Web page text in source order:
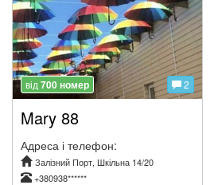
2
від 700 номер
Mary 88
Адреса і телефон:
Залізний Порт, Шкільна 14/20
+380938******